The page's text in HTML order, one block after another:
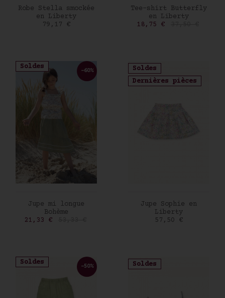
AJOUTER AU PANIER
Robe Stella smockée
en Liberty
Prix
79,17 €
AJOUTER AU PANIER
Tee-shirt Butterfly
en Liberty
Prix
18,75 €
Soldes
AJOUTER AU PANIER
Jupe mi longue
Bohème
Prix
21,33 €
-60%
Soldes
Dernières pièces
AJOUTER AU PANIER
Jupe Sophie en
Liberty
Prix
57,50 €
Soldes
-50% Soldes